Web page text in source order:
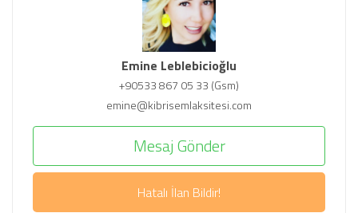
Emine Leblebicioğlu
+90533 867 05 33 (Gsm)
emine@kibrisemlaksitesi.com
Mesaj Gönder
Hatalı İlan Bildir!